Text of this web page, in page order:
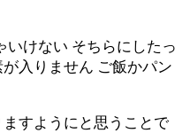
けない そちらにしたっ
入りません ご飯かパン
すようにと思うことで